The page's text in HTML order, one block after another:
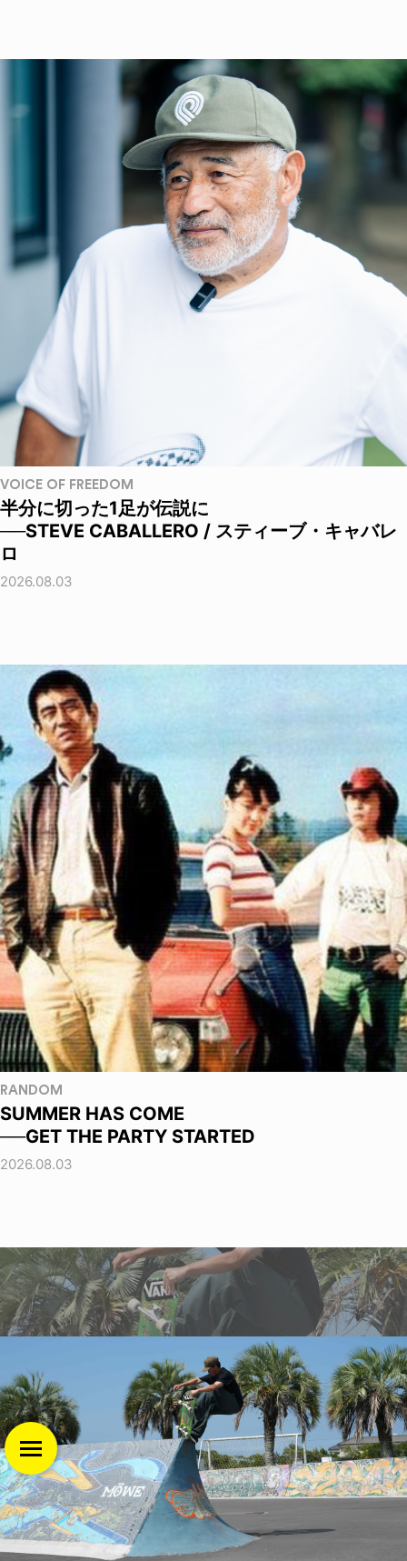
VOICE OF FREEDOM
半分に切った1足が伝説に
──STEVE CABALLERO / スティーブ・キャバレ
ロ
2026.08.03
RANDOM
SUMMER HAS COME
──GET THE PARTY STARTED
2026.08.03